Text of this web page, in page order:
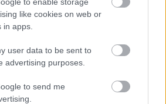
like cookies on web or
apps.
user data to be sent to
advertising purposes.
to send me
KILENC NAPPAL KORÁBBAN
FELÚJÍTÁS ALATT ÁLLÓ HECSEI
órától ismét minden közlekedő
az autóbuszok is